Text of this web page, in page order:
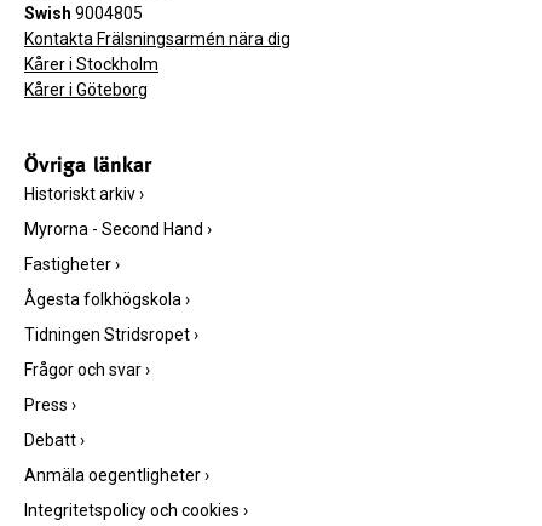
Swish 9004805
Kontakta Frälsningsarmén nära dig
Kårer i Stockholm
Kårer i Göteborg
Övriga länkar
Historiskt arkiv›
Myrorna - Second Hand ›
Fastigheter›
Ågesta folkhögskola ›
Tidningen Stridsropet›
Frågor och svar›
Press ›
Debatt›
Anmäla oegentligheter›
Integritetspolicy och cookies ›